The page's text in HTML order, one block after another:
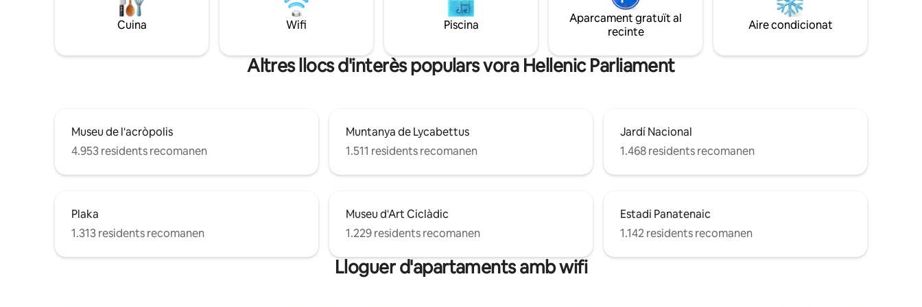
de les nits, relaxa't al costat de la llar de
foc i submergeix-te en la cultura i
l'hospitalitat locals.
privacitat, la llum abundant, els arbres de
turó, la pau, mentre vius al centre.
sol. Hi ha internet ràpid, televisor
intel·ligent i porta de seguretat. Situat a la
millor part d'Atenes.
necessaris Wi-Fi ✓gratuït Màquina
expressa ✓gratuïta i pods ✓ TV
(configurat per Netflix)
Cuina Wifi Piscina
Aparcament gratuït al
recinte
Aire condicionat
Altres llocs d'interès populars vora Hellenic Parliament
Museu de l'acròpolis
4.953 residents recomanen
Muntanya de Lycabettus
1.511 residents recomanen
Jardí Nacional
1.468 residents recomanen
Plaka
1.313 residents recomanen
Museu d'Art Ciclàdic
1.229 residents recomanen
Estadi Panatenaic
1.142 residents recomanen
Lloguer d'apartaments amb wifi